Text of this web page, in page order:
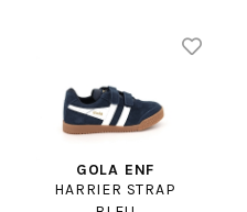
GOLA ENF
HARRIER STRAP